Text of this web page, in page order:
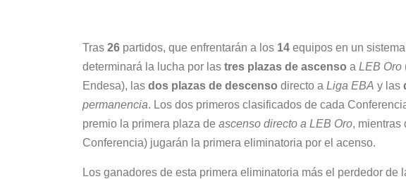
Tras 26 partidos, que enfrentarán a los 14 equipos en un
determinará la lucha por las tres plazas de ascenso a LEB Oro
Endesa), las dos plazas de descenso directo a Liga EBA y las
permanencia. Los dos primeros clasificados de cada
premio la primera plaza de ascenso directo a LEB Oro, mientras
Conferencia) jugarán la primera eliminatoria por el acenso.
Los ganadores de esta primera eliminatoria más el perdedor